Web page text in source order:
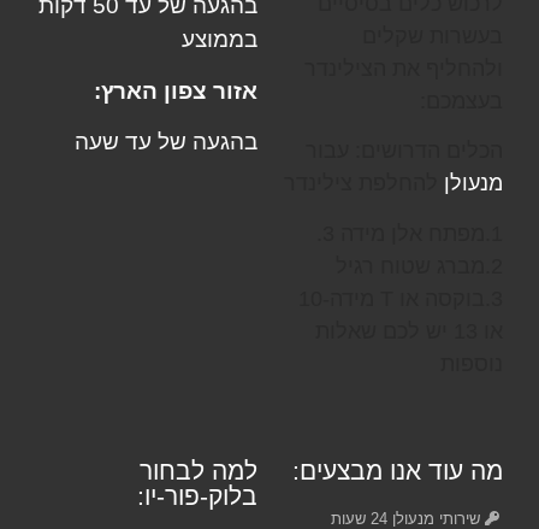
מנעולן
בהגעה של עד 50 דקות
בממוצע
אזור צפון הארץ:
בהגעה של עד שעה
מה עוד אנו מבצעים:
שירותי מנעולן 24 שעות
למה לבחור
בלוק-פור-יו: